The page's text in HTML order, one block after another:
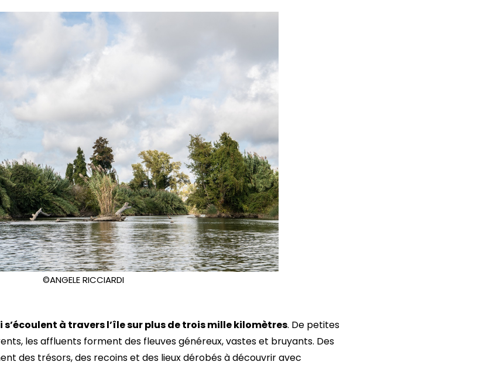
©ANGELE RICCIARDI
s’écoulent à travers l’île sur plus de trois mille kilomètres. De petites
les affluents forment des fleuves généreux, vastes et bruyants. Des
des trésors, des recoins et des lieux dérobés à découvrir avec